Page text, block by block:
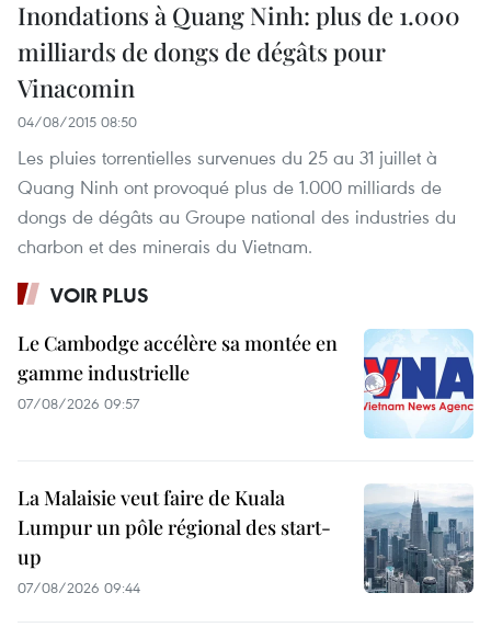
Inondations à Quang Ninh: plus de 1.000
milliards de dongs de dégâts pour
Vinacomin
04/08/2015 08:50
Les pluies torrentielles survenues du 25 au 31 juillet à
Quang Ninh ont provoqué plus de 1.000 milliards de
dongs de dégâts au Groupe national des industries du
charbon et des minerais du Vietnam.
VOIR PLUS
Le Cambodge accélère sa montée en
gamme industrielle
07/08/2026 09:57
La Malaisie veut faire de Kuala
Lumpur un pôle régional des start-
up
07/08/2026 09:44